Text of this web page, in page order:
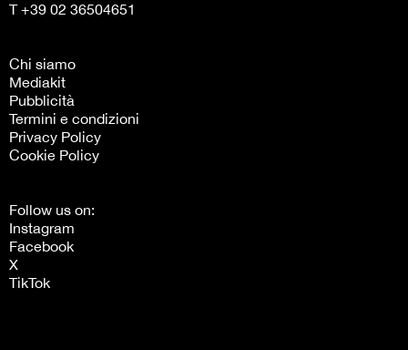
T +39 02 36504651
Chi siamo
Mediakit
Pubblicità
Termini e condizioni
Privacy Policy
Cookie Policy
Follow us on:
Instagram
Facebook
X
TikTok